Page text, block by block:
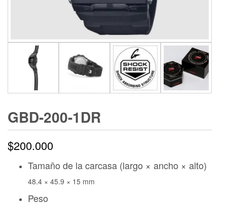
GBD-200-1DR
$200.000
Tamaño de la carcasa (largo × ancho × alto)
48.4 × 45.9 × 15 mm
Peso